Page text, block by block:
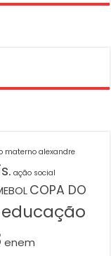
materno alexandre
ação social
COPA DO
educação
enem